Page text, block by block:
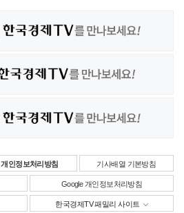
개인정보처리방침 기사배열 기본방침
Google 개인정보처리방침
한국경제TV 패밀리 사이트